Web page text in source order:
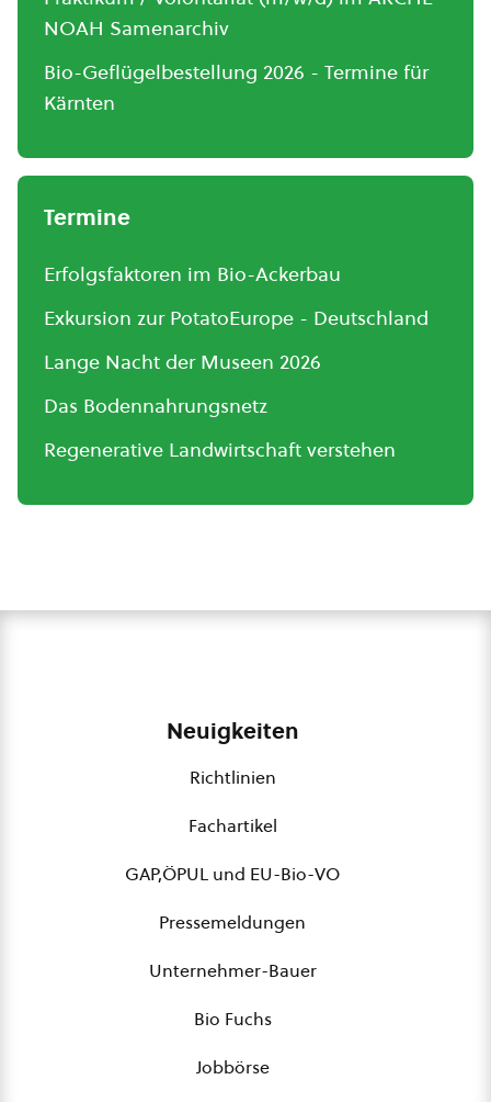
NOAH Samenarchiv
Bio-Geflügelbestellung 2026 - Termine für
Kärnten
Termine
Erfolgsfaktoren im Bio-Ackerbau
Exkursion zur PotatoEurope - Deutschland
Lange Nacht der Museen 2026
Das Bodennahrungsnetz
Regenerative Landwirtschaft verstehen
Neuigkeiten
Richtlinien
Fachartikel
GAP,ÖPUL und EU-Bio-VO
Pressemeldungen
Unternehmer-Bauer
Bio Fuchs
Jobbörse